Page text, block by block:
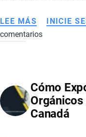
LEE MÁS SOBRE
CÓMO
DE
10%
INICIE
comentarios
Cómo
Orgánicos
Canadá